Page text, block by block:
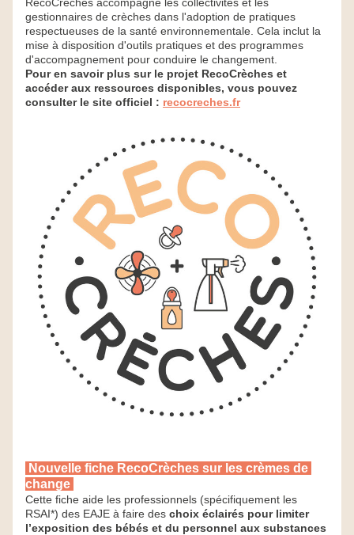
gestionnaires de crèches dans l'adoption de pratiques
respectueuses de la santé environnementale. Cela inclut la
mise à disposition d'outils pratiques et des programmes
d'accompagnement pour conduire le changement. ​
Pour en savoir plus sur le projet RecoCrèches et
accéder aux ressources disponibles, vous pouvez
consulter le site officiel : recocreches.fr
Nouvelle fiche RecoCrèches sur les crèmes de
change
Cette fiche aide les professionnels (spécifiquement les
RSAI*) des EAJE à faire des choix éclairés pour limiter
l’exposition des bébés et du personnel aux substances